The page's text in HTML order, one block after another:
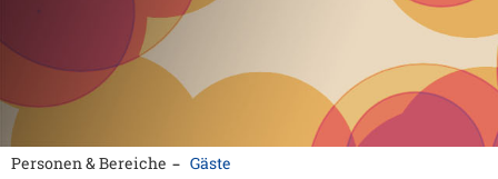
Personen & Bereiche Gäste